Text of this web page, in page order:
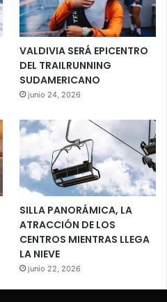
VALDIVIA SERÁ EPICENTRO
DEL TRAILRUNNING
SUDAMERICANO
junio 24, 2026
SILLA PANORÁMICA, LA
ATRACCIÓN DE LOS
CENTROS MIENTRAS LLEGA
LA NIEVE
junio 22, 2026